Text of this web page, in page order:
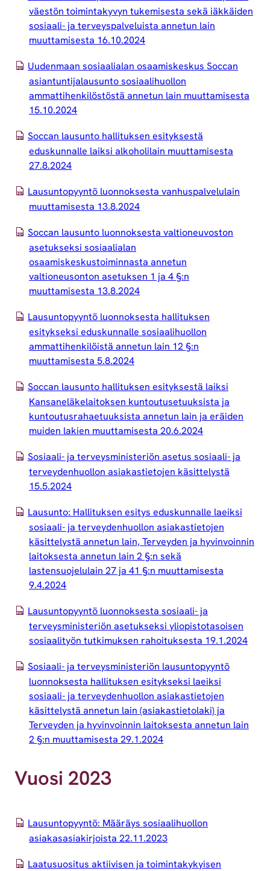
väestön toimintakyvyn tukemisesta sekä iäkkäiden
sosiaali- ja terveyspalveluista annetun lain
muuttamisesta 16.10.2024
Uudenmaan sosiaalialan osaamiskeskus Soccan
asiantuntijalausunto sosiaalihuollon
ammattihenkilöstöstä annetun lain muuttamisesta
15.10.2024
Soccan lausunto hallituksen esityksestä
eduskunnalle laiksi alkoholilain muuttamisesta
27.8.2024
Lausuntopyyntö luonnoksesta vanhuspalvelulain
muuttamisesta 13.8.2024
Soccan lausunto luonnoksesta valtioneuvoston
asetukseksi sosiaalialan
osaamiskeskustoiminnasta annetun
valtioneusonton asetuksen 1 ja 4 §:n
muuttamisesta 13.8.2024
Lausuntopyyntö luonnoksesta hallituksen
esitykseksi eduskunnalle sosiaalihuollon
ammattihenkilöistä annetun lain 12 §:n
muuttamisesta 5.8.2024
Soccan lausunto hallituksen esityksestä laiksi
Kansaneläkelaitoksen kuntoutusetuuksista ja
kuntoutusrahaetuuksista annetun lain ja eräiden
muiden lakien muuttamisesta 20.6.2024
Sosiaali- ja terveysministeriön asetus sosiaali- ja
terveydenhuollon asiakastietojen käsittelystä
15.5.2024
Lausunto: Hallituksen esitys eduskunnalle laeiksi
sosiaali- ja terveydenhuollon asiakastietojen
käsittelystä annetun lain, Terveyden ja hyvinvoinnin
laitoksesta annetun lain 2 §:n sekä
lastensuojelulain 27 ja 41 §:n muuttamisesta
9.4.2024
Lausuntopyyntö luonnoksesta sosiaali- ja
terveysministeriön asetukseksi yliopistotasoisen
sosiaalityön tutkimuksen rahoituksesta 19.1.2024
Sosiaali- ja terveysministeriön lausuntopyyntö
luonnoksesta hallituksen esitykseksi laeiksi
sosiaali- ja terveydenhuollon asiakastietojen
käsittelystä annetun lain (asiakastietolaki) ja
Terveyden ja hyvinvoinnin laitoksesta annetun lain
2 §:n muuttamisesta 29.1.2024
Vuosi 2023
Lausuntopyyntö: Määräys sosiaalihuollon
asiakasasiakirjoista 22.11.2023
Laatusuositus aktiivisen ja toimintakykyisen